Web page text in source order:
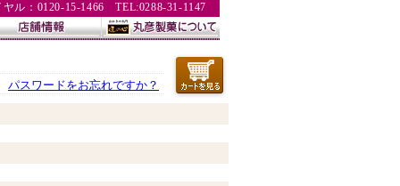
ヤル：0120-15-1466 TEL:0288-31-1147
パスワードをお忘れですか？